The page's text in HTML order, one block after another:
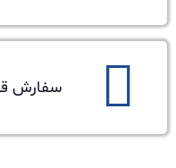
سفارش